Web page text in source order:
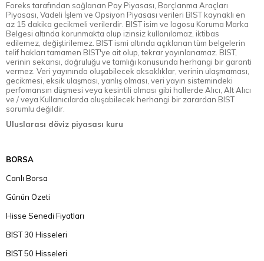
Foreks tarafından sağlanan Pay Piyasası, Borçlanma Araçları
Piyasası, Vadeli İşlem ve Opsiyon Piyasası verileri BIST kaynaklı en
az 15 dakika gecikmeli verilerdir. BIST isim ve logosu Koruma Marka
Belgesi altında korunmakta olup izinsiz kullanılamaz, iktibas
edilemez, değiştirilemez. BIST ismi altında açıklanan tüm belgelerin
telif hakları tamamen BIST'ye ait olup, tekrar yayınlanamaz. BIST,
verinin sekansı, doğruluğu ve tamlığı konusunda herhangi bir garanti
vermez. Veri yayınında oluşabilecek aksaklıklar, verinin ulaşmaması,
gecikmesi, eksik ulaşması, yanlış olması, veri yayın sistemindeki
perfomansın düşmesi veya kesintili olması gibi hallerde Alıcı, Alt Alıcı
ve / veya Kullanıcılarda oluşabilecek herhangi bir zarardan BIST
sorumlu değildir.
Uluslarası döviz piyasası kuru
BORSA
Canlı Borsa
Günün Özeti
Hisse Senedi Fiyatları
BIST 30 Hisseleri
BIST 50 Hisseleri